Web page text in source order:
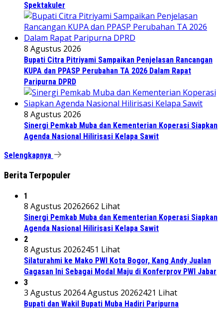
Spektakuler
8 Agustus 2026
Bupati Citra Pitriyami Sampaikan Penjelasan Rancangan
KUPA dan PPASP Perubahan TA 2026 Dalam Rapat
Paripurna DPRD
8 Agustus 2026
Sinergi Pemkab Muba dan Kementerian Koperasi Siapkan
Agenda Nasional Hilirisasi Kelapa Sawit
Selengkapnya
Berita Terpopuler
1
8 Agustus 20262662 Lihat
Sinergi Pemkab Muba dan Kementerian Koperasi Siapkan
Agenda Nasional Hilirisasi Kelapa Sawit
2
8 Agustus 20262451 Lihat
Silaturahmi ke Mako PWI Kota Bogor, Kang Andy Jualan
Gagasan Ini Sebagai Modal Maju di Konferprov PWI Jabar
3
3 Agustus 20264 Agustus 20262421 Lihat
Bupati dan Wakil Bupati Muba Hadiri Paripurna